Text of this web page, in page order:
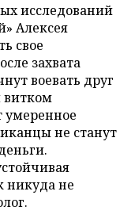
исследований
Алексея
свое
захвата
воевать друг
витком
умеренное
не станут
никуда не